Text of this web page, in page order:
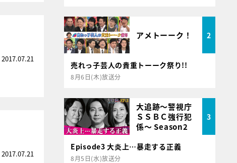
2017.07.21
2017.07.21
アメトーーク！ 2
売れっ子芸人の貴重トーーク祭り!!
8月6日(木)放送分
大追跡～警視庁
ＳＳＢＣ強行犯
係～ Season2
3
Episode3 大炎上…暴走する正義
8月5日(水)放送分